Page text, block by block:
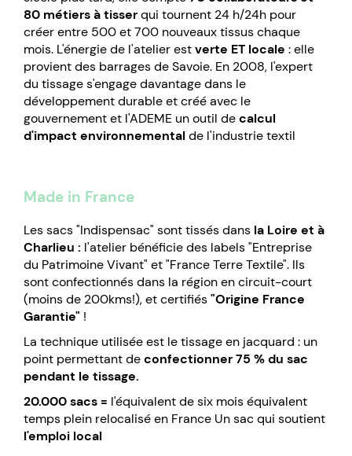
80 métiers à tisserqui tournent 24 h/24h pour
créer entre 500 et 700 nouveaux tissus chaque
mois. L'énergie de l'atelier estverte ET locale : elle
provient des barrages de Savoie. En 2008, l'expert
du tissage s'engage davantage dans le
développement durable et créé avec le
gouvernement et l'ADEME un outil decalcul
d'impact environnementalde l'industrie textil
Made in France
Les sacs "Indispensac" sont tissés dans la Loire et à
Charlieu : l'atelier bénéficie des labels "Entreprise
du Patrimoine Vivant" et "France Terre Textile". Ils
sont confectionnés dans la région en circuit-court
(moins de 200kms!), et certifiés"Origine France
Garantie" !
La technique utilisée est le tissage en jacquard : un
point permettant deconfectionner 75 % du sac
pendant le tissage.
20.000 sacs = l'équivalent de six mois équivalent
temps plein relocalisé en France Un sac qui soutient
l'emploi local